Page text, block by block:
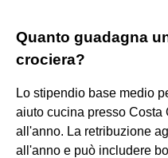
Quanto guadagna
crociera?
Lo stipendio base medio
aiuto cucina presso Costa
all'anno. La retribuzione
all'anno e può includere